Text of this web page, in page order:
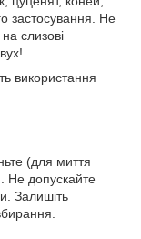
застосування. Не
слизові
використання
(для миття
Не допускайте
Залишіть